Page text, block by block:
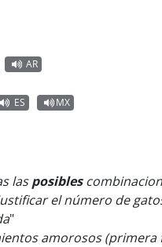
AR
ES MX
lasposibles
el número de
"
amorosos (primera